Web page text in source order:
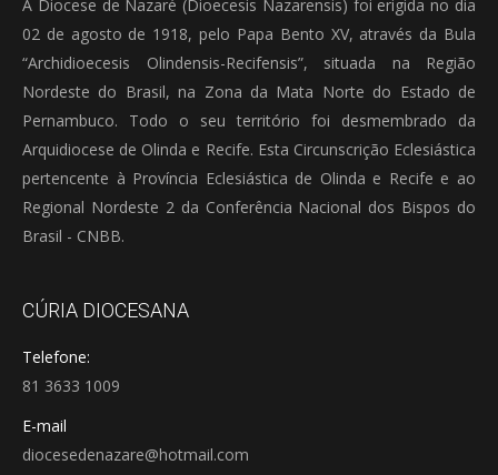
A Diocese de Nazaré (Dioecesis Nazarensis) foi erigida no dia
02 de agosto de 1918, pelo Papa Bento XV, através da Bula
“Archidioecesis Olindensis-Recifensis”, situada na Região
Nordeste do Brasil, na Zona da Mata Norte do Estado de
Pernambuco. Todo o seu território foi desmembrado da
Arquidiocese de Olinda e Recife. Esta Circunscrição Eclesiástica
pertencente à Província Eclesiástica de Olinda e Recife e ao
Regional Nordeste 2 da Conferência Nacional dos Bispos do
Brasil - CNBB.
CÚRIA DIOCESANA
Telefone:
81 3633 1009
E-mail
diocesedenazare@hotmail.com